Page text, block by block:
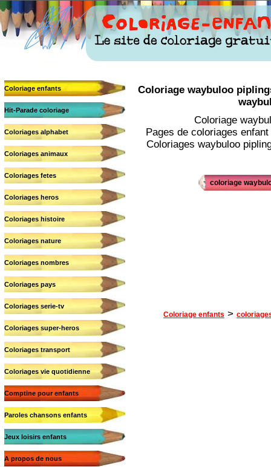
Coloriage enfants
Hit-Parade coloriage
Coloriages alphabet
Coloriages animaux
Coloriages fetes
Coloriages heros
Coloriages histoire
Coloriages nature
Coloriages nombres
Coloriages pays
Coloriages serie-tv
Coloriages super-heros
Coloriages transport
Coloriages vie quotidienne
Comptine pour enfants
Paroles chansons enfants
Jeux loisirs enfants
A propos de nous
Coloriage waybuloo
Coloriage
Pages de coloriages
Coloriages waybuloo
coloriage
Coloriage enfants >